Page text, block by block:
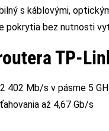
s káblovými,
pokrytia bez nutnosti
TP-
402 Mb/s v pásme 5
až 4,67 Gb/s